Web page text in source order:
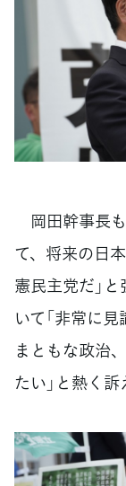
岡田幹事長
て、将来の日
憲民主党だ」
いて「非常に見
まともな政治
たい」と熱く訴